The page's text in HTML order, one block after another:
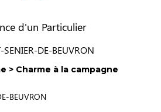
d'un Particulier
DE-BEUVRON
> Charme à la campagne
BEUVRON